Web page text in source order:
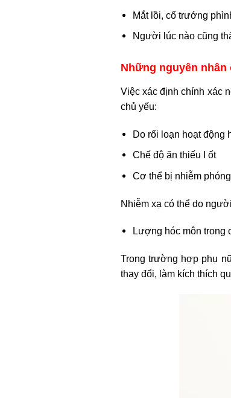
Mắt lồi, cổ trướng
Người lúc nào cũng
Những nguyên
Việc xác định chính xác
chủ yếu:
Do rối loạn hoạt động
Chế độ ăn thiếu I ốt
Cơ thể bị nhiễm
Nhiễm xạ có thể do
Lượng hóc môn trong
Trong trường hợp phụ
thay đổi, làm kích thích